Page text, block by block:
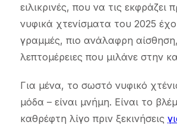
ειλικρινές, που να τις εκφράζει
νυφικά χτενίσματα του 2025
γραμμές, πιο ανάλαφρη
λεπτομέρειες που μιλάνε στην
Για μένα, το σωστό νυφικό
μόδα – είναι μνήμη. Είναι το
καθρέφτη λίγο πριν ξεκινήσεις